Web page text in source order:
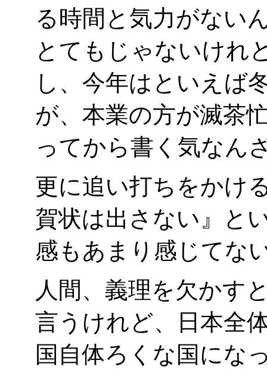
る時間と気力がない
とてもじゃないけれ
し、今年はといえば
が、本業の方が滅茶
ってから書く気なん
更に追い打ちをかけ
賀状は出さない』と
感もあまり感じてな
人間、義理を欠かす
言うけれど、日本全
国自体ろくな国にな